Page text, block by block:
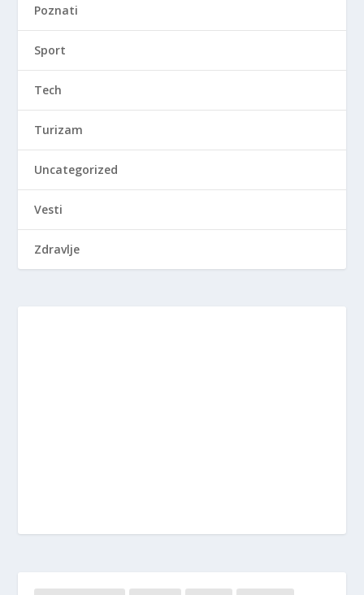
Poznati
Sport
Tech
Turizam
Uncategorized
Vesti
Zdravlje